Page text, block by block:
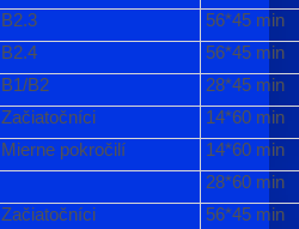
B2.3
56*45 min
B2.4
56*45 min
B1/B2
28*45 min
Začiatočníci
14*60 min
Mierne pokročilí
14*60 min
28*60 min
Začiatočníci
56*45 min